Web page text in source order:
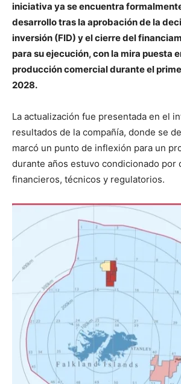
iniciativa ya se encuentra
desarrollo tras la aprobación de la
inversión (FID) y el cierre del
para su ejecución, con la mira puesta
producción comercial durante el
2028.
La actualización fue presentada en el
resultados de la compañía, donde se
marcó un punto de inflexión para un
durante años estuvo condicionado por
financieros, técnicos y regulatorios.